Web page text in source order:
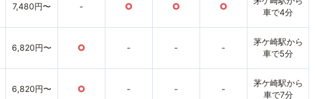
7,480円〜 - ○ ○ ○
車で4分
6,820円〜 ○ - - -
茅ケ崎駅から
車で5分
6,820円〜 ○ - - -
茅ケ崎駅から
車で7分